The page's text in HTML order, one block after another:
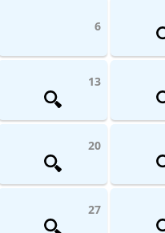
6
13
20
27